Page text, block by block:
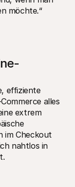
möchte.“
effiziente
alles
extrem
im Checkout
nahtlos in